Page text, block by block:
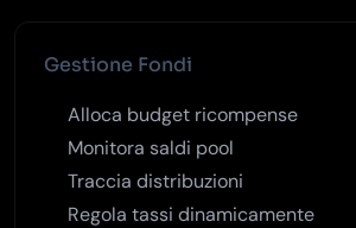
Gestione Fondi
Alloca budget ricompense
Monitora saldi pool
Traccia distribuzioni
Regola tassi dinamicamente